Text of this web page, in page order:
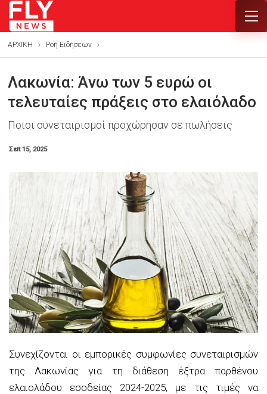
ΑΡΧΙΚΗ Ροή Ειδήσεων
Λακωνία: Άνω των 5 ευρώ οι
τελευταίες πράξεις στο ελαιόλαδο
Ποιοι συνεταιρισμοί προχώρησαν σε πωλήσεις
Σεπ 15, 2025
Συνεχίζονται οι εμπορικές συμφωνίες συνεταιρισμών
της Λακωνίας για τη διάθεση έξτρα παρθένου
ελαιολάδου εσοδείας 2024-2025, με τις τιμές να